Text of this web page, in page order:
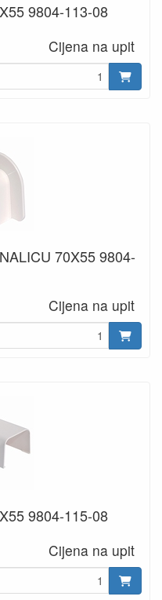
9804-113-08
Cijena na upit
70X55 9804-
Cijena na upit
9804-115-08
Cijena na upit